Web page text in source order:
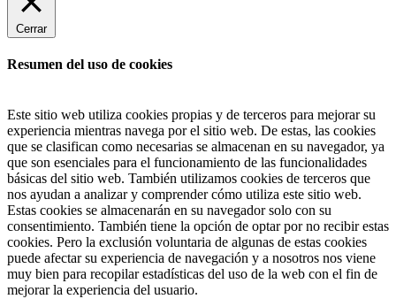
Cerrar
Resumen del uso de cookies
Este sitio web utiliza cookies propias y de terceros para mejorar su
experiencia mientras navega por el sitio web. De estas, las cookies
que se clasifican como necesarias se almacenan en su navegador, ya
que son esenciales para el funcionamiento de las funcionalidades
básicas del sitio web. También utilizamos cookies de terceros que
nos ayudan a analizar y comprender cómo utiliza este sitio web.
Estas cookies se almacenarán en su navegador solo con su
consentimiento. También tiene la opción de optar por no recibir estas
cookies. Pero la exclusión voluntaria de algunas de estas cookies
puede afectar su experiencia de navegación y a nosotros nos viene
muy bien para recopilar estadísticas del uso de la web con el fin de
mejorar la experiencia del usuario.